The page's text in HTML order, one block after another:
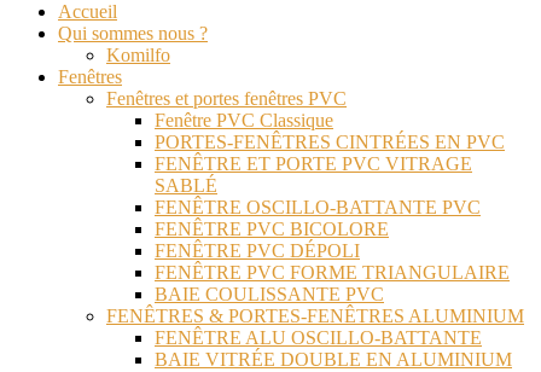
Accueil
Qui sommes nous ?
Komilfo
Fenêtres
Fenêtres et portes fenêtres PVC
Fenêtre PVC Classique
PORTES-FENÊTRES CINTRÉES EN PVC
FENÊTRE ET PORTE PVC VITRAGE
SABLÉ
FENÊTRE OSCILLO-BATTANTE PVC
FENÊTRE PVC BICOLORE
FENÊTRE PVC DÉPOLI
FENÊTRE PVC FORME TRIANGULAIRE
BAIE COULISSANTE PVC
FENÊTRES & PORTES-FENÊTRES ALUMINIUM
FENÊTRE ALU OSCILLO-BATTANTE
BAIE VITRÉE DOUBLE EN ALUMINIUM